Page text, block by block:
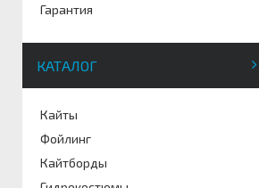
Гарантия
КАТАЛОГ
Кайты
Фойлинг
Кайтборды